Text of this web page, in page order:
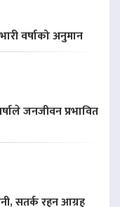
वर्षाको अनुमान
जनजीवन प्रभावित
सतर्क रहन आग्रह